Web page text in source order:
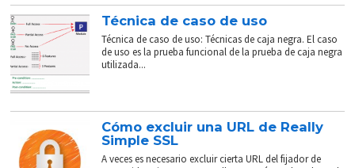
Técnica de caso de uso
Técnica de caso de uso: Técnicas de caja negra. El caso
de uso es la prueba funcional de la prueba de caja negra
utilizada...
Cómo excluir una URL de Really
Simple SSL
A veces es necesario excluir cierta URL del fijador de